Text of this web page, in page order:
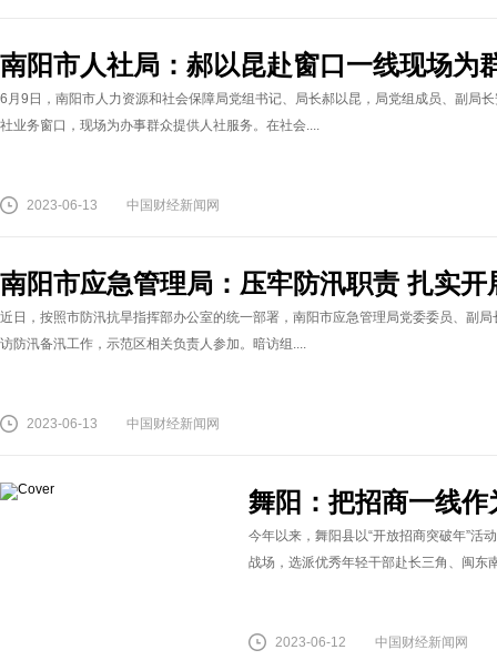
南阳市人社局：郝以昆赴窗口一线现场为
6月9日，南阳市人力资源和社会保障局党组书记、局长郝以昆，局党组成员、副局
社业务窗口，现场为办事群众提供人社服务。在社会....
2023-06-13 中国财经新闻网
南阳市应急管理局：压牢防汛职责 扎实
近日，按照市防汛抗旱指挥部办公室的统一部署，南阳市应急管理局党委委员、副
访防汛备汛工作，示范区相关负责人参加。暗访组....
2023-06-13 中国财经新闻网
舞阳：把招商一线
今年以来，舞阳县以“开放招商突破年”活
战场，选派优秀年轻干部赴长三角、闽东
2023-06-12 中国财经新闻网